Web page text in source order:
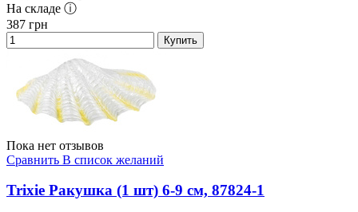
На складе ⓘ
387 грн
Купить
Пока нет отзывов
Сравнить В список желаний
Trixie Ракушка (1 шт) 6-9 см, 87824-1